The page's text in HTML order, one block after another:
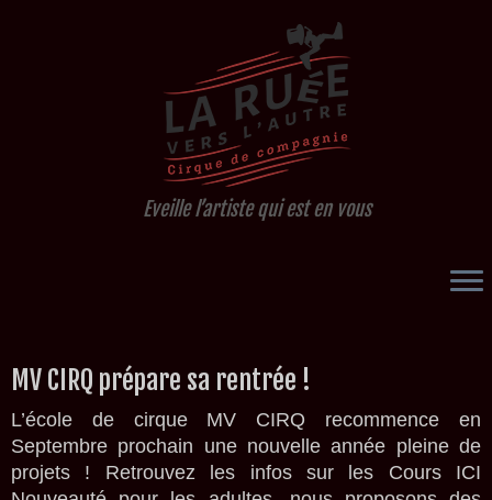
au
contenu
Eveille l’artiste qui est en vous
MV CIRQ prépare sa rentrée !
L’école de cirque MV CIRQ recommence en
Septembre prochain une nouvelle année pleine de
projets ! Retrouvez les infos sur les Cours ICI